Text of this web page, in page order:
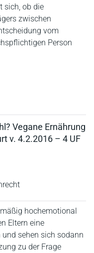
sich, ob die
zwischen
vom
Person
Vegane Ernährung
v. 4.2.2016 – 4 UF
hochemotional
Eltern eine
sehen sich sodann
zu der Frage